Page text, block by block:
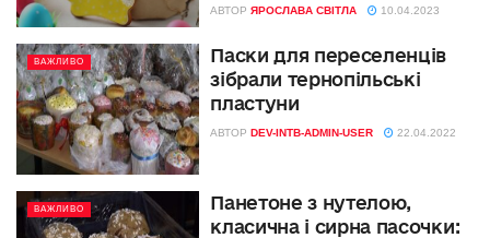
АВТОР ЯРОСЛАВА СВІТЛА 10.04.2023
ВАЖЛИВО
Паски для переселенців
зібрали тернопільські
пластуни
АВТОР DEV-INTB-ADMIN-USER 22.04.2022
ВАЖЛИВО
Панетоне з нутелою,
класична і сирна пасочки: